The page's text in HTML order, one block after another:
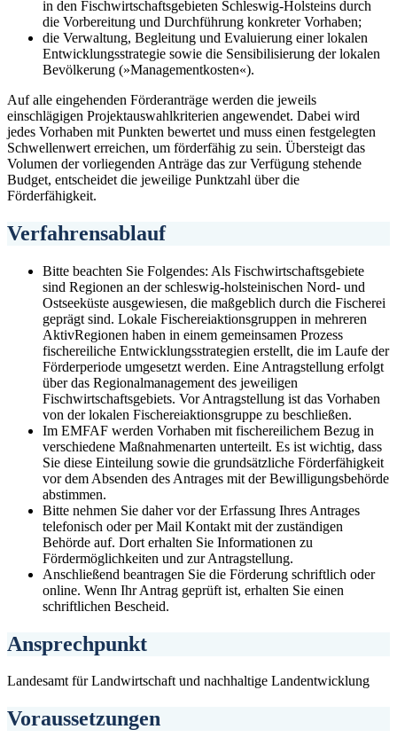
in den Fischwirtschaftsgebieten Schleswig-Holsteins durch
die Vorbereitung und Durchführung konkreter Vorhaben;
die Verwaltung, Begleitung und Evaluierung einer lokalen
Entwicklungsstrategie sowie die Sensibilisierung der lokalen
Bevölkerung (»Managementkosten«).
Auf alle eingehenden Förderanträge werden die jeweils
einschlägigen Projektauswahlkriterien angewendet. Dabei wird
jedes Vorhaben mit Punkten bewertet und muss einen festgelegten
Schwellenwert erreichen, um förderfähig zu sein. Übersteigt das
Volumen der vorliegenden Anträge das zur Verfügung stehende
Budget, entscheidet die jeweilige Punktzahl über die
Förderfähigkeit.
Verfahrensablauf
Bitte beachten Sie Folgendes: Als Fischwirtschaftsgebiete
sind Regionen an der schleswig-holsteinischen Nord- und
Ostseeküste ausgewiesen, die maßgeblich durch die Fischerei
geprägt sind. Lokale Fischereiaktionsgruppen in mehreren
AktivRegionen haben in einem gemeinsamen Prozess
fischereiliche Entwicklungsstrategien erstellt, die im Laufe der
Förderperiode umgesetzt werden. Eine Antragstellung erfolgt
über das Regionalmanagement des jeweiligen
Fischwirtschaftsgebiets. Vor Antragstellung ist das Vorhaben
von der lokalen Fischereiaktionsgruppe zu beschließen.
Im EMFAF werden Vorhaben mit fischereilichem Bezug in
verschiedene Maßnahmenarten unterteilt. Es ist wichtig, dass
Sie diese Einteilung sowie die grundsätzliche Förderfähigkeit
vor dem Absenden des Antrages mit der Bewilligungsbehörde
abstimmen.
Bitte nehmen Sie daher vor der Erfassung Ihres Antrages
telefonisch oder per Mail Kontakt mit der zuständigen
Behörde auf. Dort erhalten Sie Informationen zu
Fördermöglichkeiten und zur Antragstellung.
Anschließend beantragen Sie die Förderung schriftlich oder
online. Wenn Ihr Antrag geprüft ist, erhalten Sie einen
schriftlichen Bescheid.
Ansprechpunkt
Landesamt für Landwirtschaft und nachhaltige Landentwicklung
Voraussetzungen